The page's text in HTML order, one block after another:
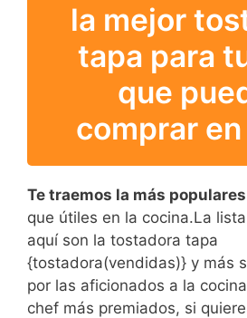
la mejor
tapa para
que
comprar
Te traemos la más
que útiles en la cocina.La
aquí son la tostadora tapa
{tostadora(vendidas)} y más
por las aficionados a la
chef más premiados, si